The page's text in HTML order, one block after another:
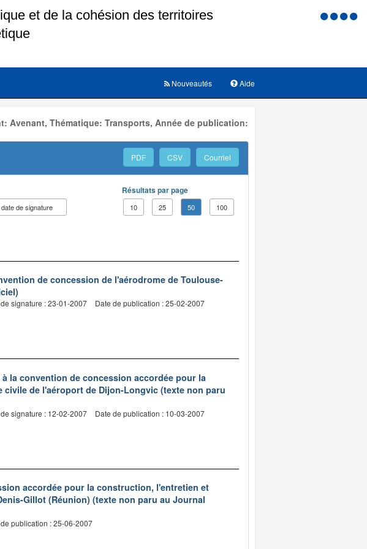
Menu
Aide
Nouveautés
Avenant, Thématique: Transports, Année de publication:
PDF CSV Courriel
date de signature
Résultats par page
10 25 50 100
de concession de l'aérodrome de Toulouse-
signature : 23-01-2007 Date de publication : 25-02-2007
la convention de concession accordée pour la
de l'aéroport de Dijon-Longvic (texte non paru
signature : 12-02-2007 Date de publication : 10-03-2007
accordée pour la construction, l'entretien et
Gillot (Réunion) (texte non paru au Journal
publication : 25-06-2007